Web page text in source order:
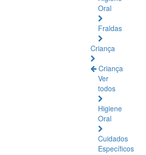
Oral
Fraldas
Criança
Criança
Ver
todos
Higiene
Oral
Cuidados
Específicos